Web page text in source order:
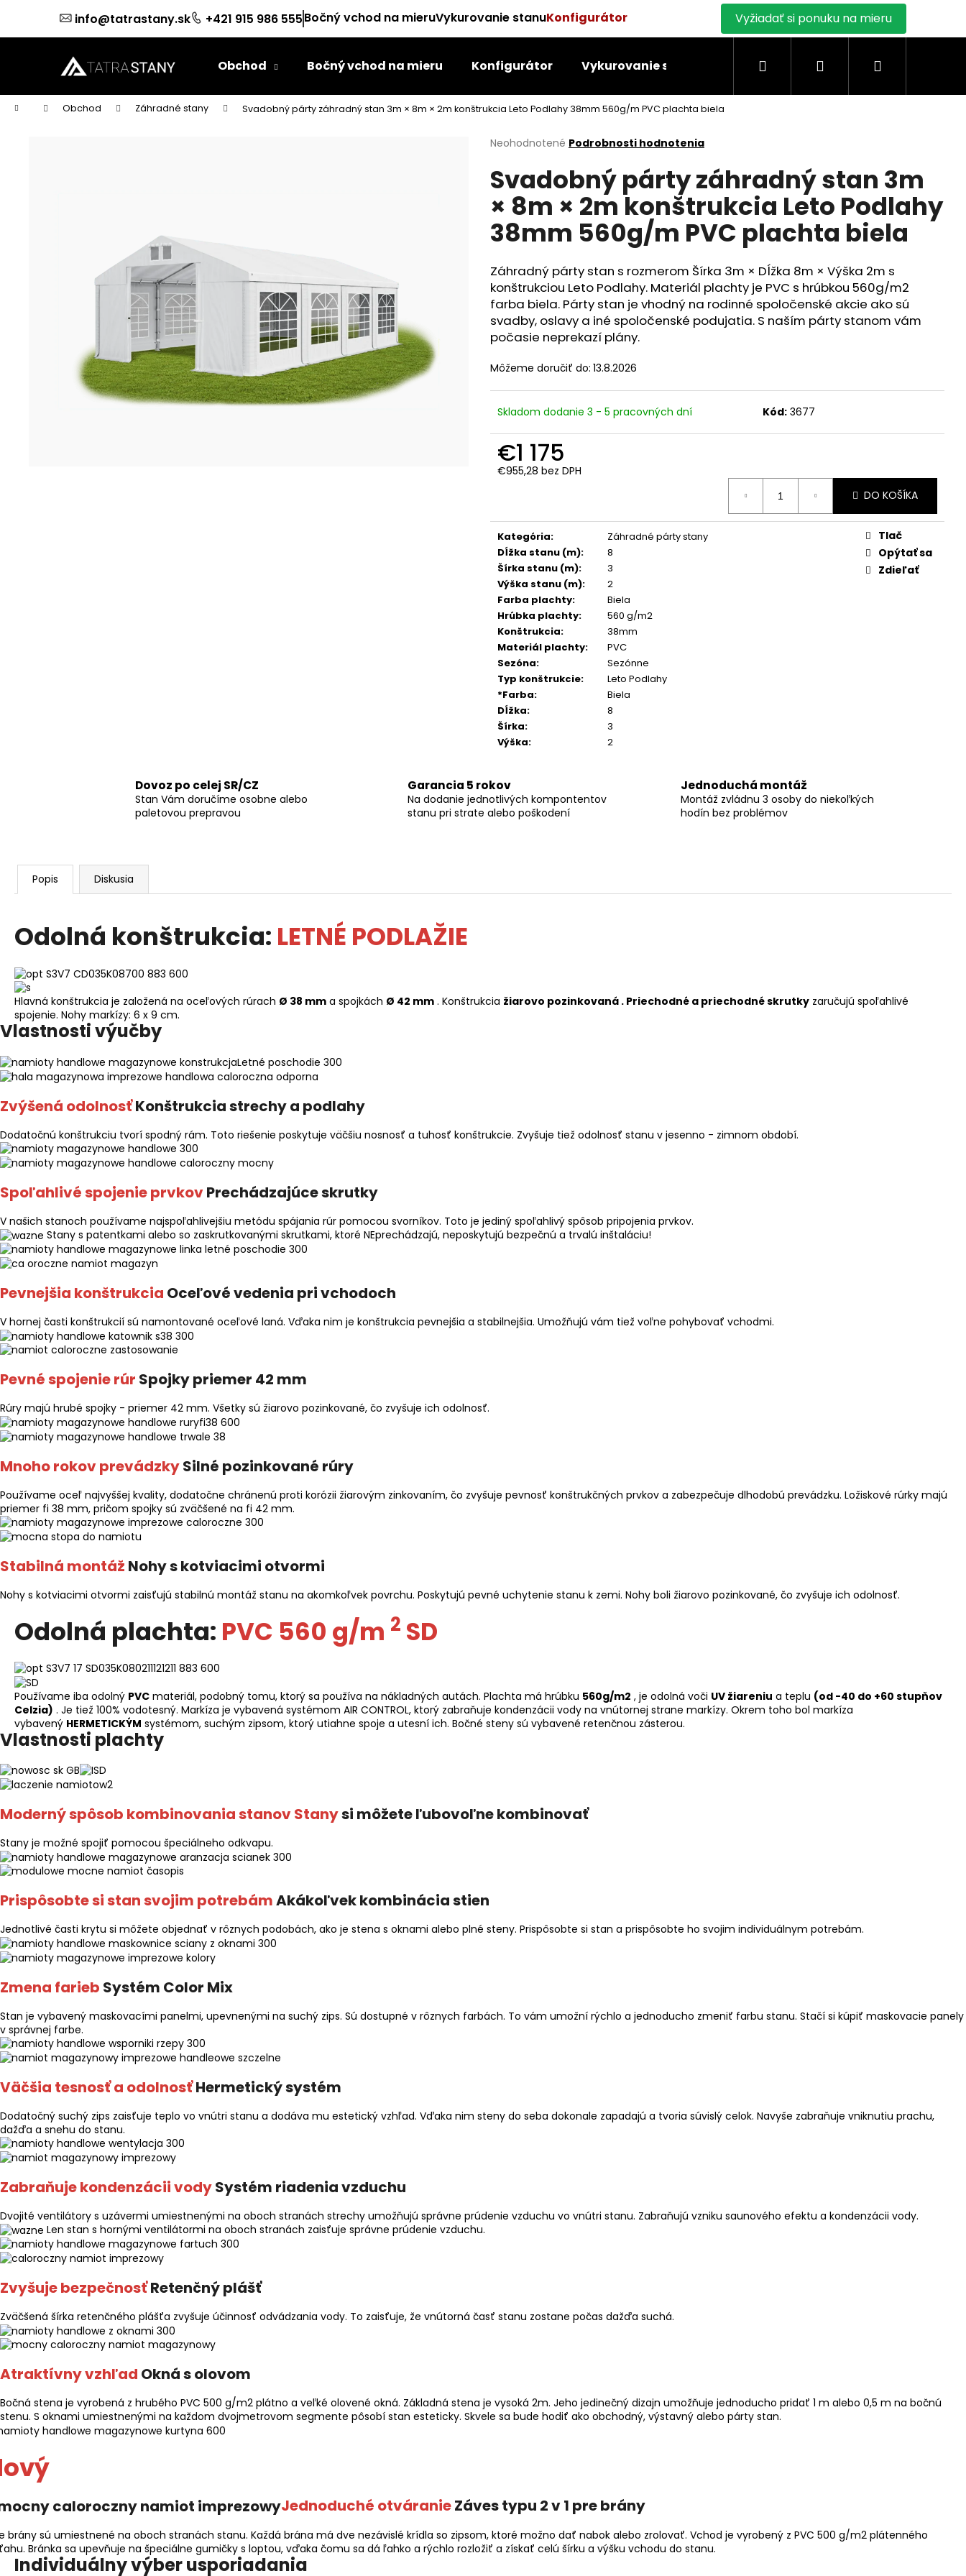
info@tatrastany.sk +421 915 986 555Bočný vchod na mieruVykurovanie stanuKonfigurátor Vyžiadať si ponuku na mieru
Obchod Bočný vchod na mieru Konfigurátor Vykurovanie stanu Montáž skladových stanov
Hľadať PrihlásenieNákupný
Domov Obchod Záhradné stany Svadobný párty záhradný stan 3m × 8m × 2m konštrukcia Leto Podlahy 38mm 560g/m PVC plachta biela
Priemerné
produktu
je
0,0
z
5
hviezdičiek.
Neohodnotené Podrobnosti hodnotenia
Svadobný párty záhradný stan 3m
× 8m × 2m konštrukcia Leto Podlahy
38mm 560g/m PVC plachta biela
Záhradný párty stan s rozmerom Šírka 3m × Dĺžka 8m × Výška 2m s
konštrukciou Leto Podlahy. Materiál plachty je PVC s hrúbkou 560g/m2
farba biela. Párty stan je vhodný na rodinné spoločenské akcie ako sú
svadby, oslavy a iné spoločenské podujatia. S naším párty stanom vám
počasie neprekazí plány.
Môžeme doručiť do: 13.8.2026
Skladom dodanie 3 - 5 pracovných dní Kód: 3677
€1 175
€955,28 bez DPH
DO KOŠÍKA
Kategória:
Záhradné párty stany
Dĺžka stanu (m):
8
Šírka stanu (m):
3
Výška stanu (m):
2
Farba plachty:
Biela
Hrúbka plachty:
560 g/m2
Konštrukcia:
38mm
Materiál plachty:
PVC
Sezóna:
Sezónne
Typ konštrukcie:
Leto Podlahy
*Farba:
Biela
Dĺžka:
8
Šírka:
3
Výška: 2
Tlač
Opýtať sa
Zdieľať
Dovoz po celej SR/CZ
Stan Vám doručíme osobne alebo
paletovou prepravou
Garancia 5 rokov
Na dodanie jednotlivých kompontentov
stanu pri strate alebo poškodení
Jednoduchá montáž
Montáž zvládnu 3 osoby do niekoľkých
hodín bez problémov
Popis Diskusia
Odolná konštrukcia: LETNÉ PODLAŽIE
Hlavná konštrukcia je založená na oceľových rúrach Ø 38 mm a spojkách Ø 42 mm . Konštrukcia žiarovo pozinkovaná . Priechodné a priechodné skrutky zaručujú spoľahlivé
spojenie. Nohy markízy: 6 x 9 cm.
Vlastnosti výučby
Zvýšená odolnosťKonštrukcia strechy a podlahy
Dodatočnú konštrukciu tvorí spodný rám. Toto riešenie poskytuje väčšiu nosnosť a tuhosť konštrukcie. Zvyšuje tiež odolnosť stanu v jesenno - zimnom období.
Spoľahlivé spojenie prvkovPrechádzajúce skrutky
V našich stanoch používame najspoľahlivejšiu metódu spájania rúr pomocou svorníkov. Toto je jediný spoľahlivý spôsob pripojenia prvkov.
Stany s patentkami alebo so zaskrutkovanými skrutkami, ktoré NEprechádzajú, neposkytujú bezpečnú a trvalú inštaláciu!
Pevnejšia konštrukcia Oceľové vedenia pri vchodoch
V hornej časti konštrukcií sú namontované oceľové laná. Vďaka nim je konštrukcia pevnejšia a stabilnejšia. Umožňujú vám tiež voľne pohybovať vchodmi.
Pevné spojenie rúr Spojky priemer 42 mm
Rúry majú hrubé spojky - priemer 42 mm. Všetky sú žiarovo pozinkované, čo zvyšuje ich odolnosť.
Mnoho rokov prevádzkySilné pozinkované rúry
Používame oceľ najvyššej kvality, dodatočne chránenú proti korózii žiarovým zinkovaním, čo zvyšuje pevnosť konštrukčných prvkov a zabezpečuje dlhodobú prevádzku. Ložiskové rúrky majú
priemer fi 38 mm, pričom spojky sú zväčšené na fi 42 mm.
Stabilná montáž Nohy s kotviacimi otvormi
Nohy s kotviacimi otvormi zaisťujú stabilnú montáž stanu na akomkoľvek povrchu. Poskytujú pevné uchytenie stanu k zemi. Nohy boli žiarovo pozinkované, čo zvyšuje ich odolnosť.
Odolná plachta: PVC 560 g/m 2 SD
Používame iba odolný PVC materiál, podobný tomu, ktorý sa používa na nákladných autách. Plachta má hrúbku 560g/m2 , je odolná voči UV žiareniu a teplu (od -40 do +60 stupňov
Celzia) . Je tiež 100% vodotesný. Markíza je vybavená systémom AIR CONTROL, ktorý zabraňuje kondenzácii vody na vnútornej strane markízy. Okrem toho bol markíza
vybavený HERMETICKÝM systémom, suchým zipsom, ktorý utiahne spoje a utesní ich. Bočné steny sú vybavené retenčnou zásterou.
Vlastnosti plachty
Moderný spôsob kombinovania stanov Stanysi môžete ľubovoľne kombinovať
Stany je možné spojiť pomocou špeciálneho odkvapu.
Prispôsobte si stan svojim potrebámAkákoľvek kombinácia stien
Jednotlivé časti krytu si môžete objednať v rôznych podobách, ako je stena s oknami alebo plné steny. Prispôsobte si stan a prispôsobte ho svojim individuálnym potrebám.
Zmena farieb Systém Color Mix
Stan je vybavený maskovacími panelmi, upevnenými na suchý zips. Sú dostupné v rôznych farbách. To vám umožní rýchlo a jednoducho zmeniť farbu stanu. Stačí si kúpiť maskovacie panely
v správnej farbe.
Väčšia tesnosť a odolnosťHermetický systém
Dodatočný suchý zips zaisťuje teplo vo vnútri stanu a dodáva mu estetický vzhľad. Vďaka nim steny do seba dokonale zapadajú a tvoria súvislý celok. Navyše zabraňuje vniknutiu prachu,
dažďa a snehu do stanu.
Zabraňuje kondenzácii vodySystém riadenia vzduchu
Dvojité ventilátory s uzávermi umiestnenými na oboch stranách strechy umožňujú správne prúdenie vzduchu vo vnútri stanu. Zabraňujú vzniku saunového efektu a kondenzácii vody.
Len stan s hornými ventilátormi na oboch stranách zaisťuje správne prúdenie vzduchu.
Zvyšuje bezpečnosťRetenčný plášť
Zväčšená šírka retenčného plášťa zvyšuje účinnosť odvádzania vody. To zaisťuje, že vnútorná časť stanu zostane počas dažďa suchá.
Atraktívny vzhľad Okná s olovom
Bočná stena je vyrobená z hrubého PVC 500 g/m2 plátno a veľké olovené okná. Základná stena je vysoká 2m. Jeho jedinečný dizajn umožňuje jednoducho pridať 1 m alebo 0,5 m na bočnú
stenu. S oknami umiestnenými na každom dvojmetrovom segmente pôsobí stan esteticky. Skvele sa bude hodiť ako obchodný, výstavný alebo párty stan.
Jednoduché otváranieZáves typu 2 v 1 pre brány
brány sú umiestnené na oboch stranách stanu. Každá brána má dve nezávislé krídla so zipsom, ktoré možno dať nabok alebo zrolovať. Vchod je vyrobený z PVC 500 g/m2 plátenného
Bránka sa upevňuje na špeciálne gumičky s loptou, vďaka čomu sa dá ľahko a rýchlo rozložiť a získať celú šírku a výšku vchodu do stanu.
Individuálny výber usporiadania
š
Späť
obchodu
Späť
obchodu
Čo potrebujete nájsť?